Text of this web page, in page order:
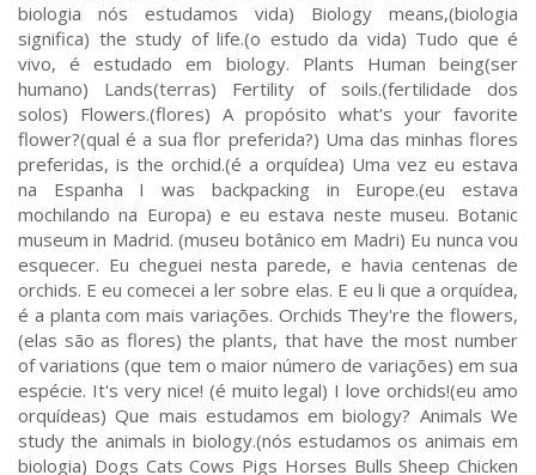
biologia nós estudamos vida) Biology means,(biologia
significa) the study of life.(o estudo da vida) Tudo que é
vivo, é estudado em biology. Plants Human being(ser
humano) Lands(terras) Fertility of soils.(fertilidade dos
solos) Flowers.(flores) A propósito what's your favorite
flower?(qual é a sua flor preferida?) Uma das minhas flores
preferidas, is the orchid.(é a orquídea) Uma vez eu estava
na Espanha I was backpacking in Europe.(eu estava
mochilando na Europa) e eu estava neste museu. Botanic
museum in Madrid. (museu botânico em Madri) Eu nunca vou
esquecer. Eu cheguei nesta parede, e havia centenas de
orchids. E eu comecei a ler sobre elas. E eu li que a orquídea,
é a planta com mais variações. Orchids They're the flowers,
(elas são as flores) the plants, that have the most number
of variations (que tem o maior número de variações) em sua
espécie. It's very nice! (é muito legal) I love orchids!(eu amo
orquídeas) Que mais estudamos em biology? Animals We
study the animals in biology.(nós estudamos os animais em
biologia) Dogs Cats Cows Pigs Horses Bulls Sheep Chicken